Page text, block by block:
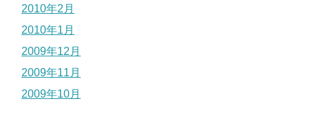
2010年2月
2010年1月
2009年12月
2009年11月
2009年10月